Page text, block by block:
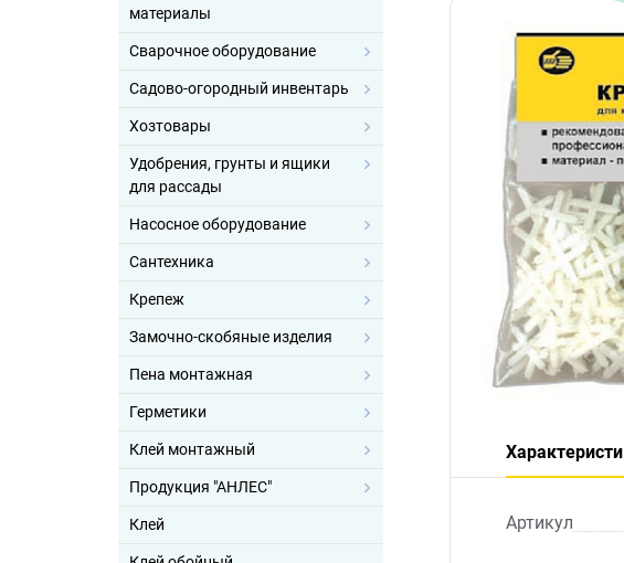
материалы
Сварочное оборудование
Садово-огородный инвентарь
Хозтовары
Удобрения, грунты и ящики
для рассады
Насосное оборудование
Сантехника
Крепеж
Замочно-скобяные изделия
Пена монтажная
Герметики
Клей монтажный
Продукция "АНЛЕС"
Клей Артикул